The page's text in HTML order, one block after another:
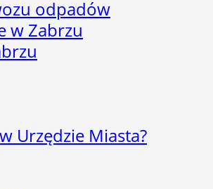
odpadów
w Zabrzu
Urzędzie Miasta?